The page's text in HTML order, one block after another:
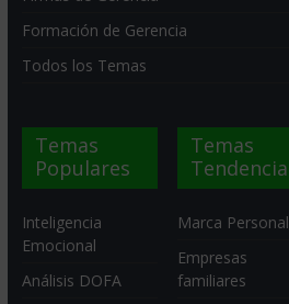
Formación de Gerencia
Todos los Temas
Temas
Populares
Inteligencia
Emocional
Análisis DOFA
Temas
Tendencia
Marca Personal
Empresas
familiares